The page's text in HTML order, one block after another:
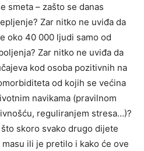
smeta – zašto se danas
Zar nitko ne uviđa da
oko 40 000 ljudi samo od
Zar nitko ne uviđa da
kod osoba pozitivnih na
od kojih se većina
navikama (pravilnom
reguliranjem stresa…)?
skoro svako drugo dijete
ili je pretilo i kako će ove